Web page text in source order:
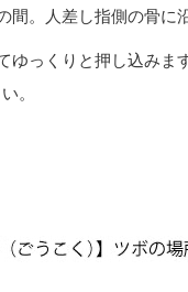
。人差し指側の骨に
ゆっくりと押し込みま
。